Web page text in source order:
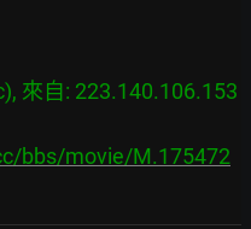
來自: 223.140.106.153
bbs/movie/M.175472